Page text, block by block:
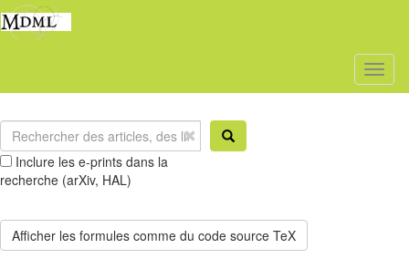
Inclure les e-prints dans la
recherche (arXiv, HAL)